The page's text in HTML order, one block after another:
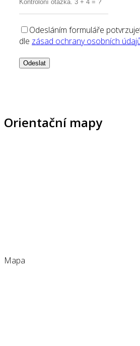
Odesláním formuláře
dle zásad ochrany osobních
Odeslat
Orientační mapy
Mapa